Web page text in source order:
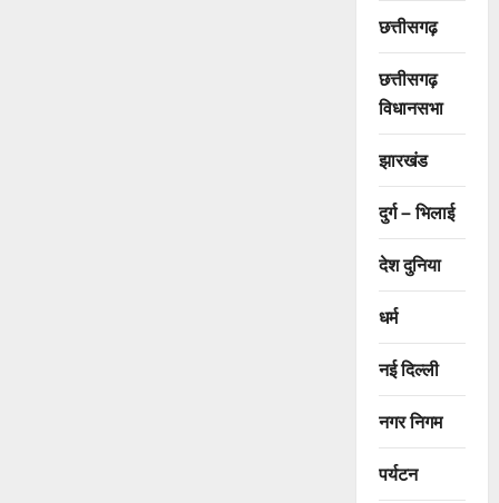
छत्तीसगढ़
छत्तीसगढ़
विधानसभा
झारखंड
दुर्ग – भिलाई
देश दुनिया
धर्म
नई दिल्ली
नगर निगम
पर्यटन